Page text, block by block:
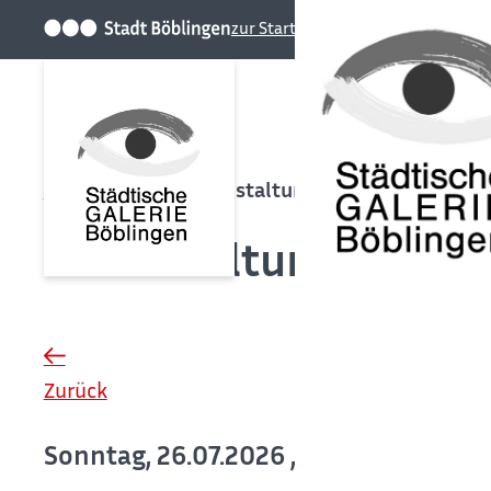
zur Startseite der Stadt
Startseite Veranstaltungen
Veranstaltungen
Zurück
Sonntag, 26.07.2026 , 15:00 - 17:00